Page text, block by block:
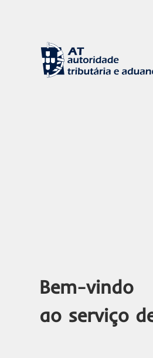
Bem-vindo
ao serviço